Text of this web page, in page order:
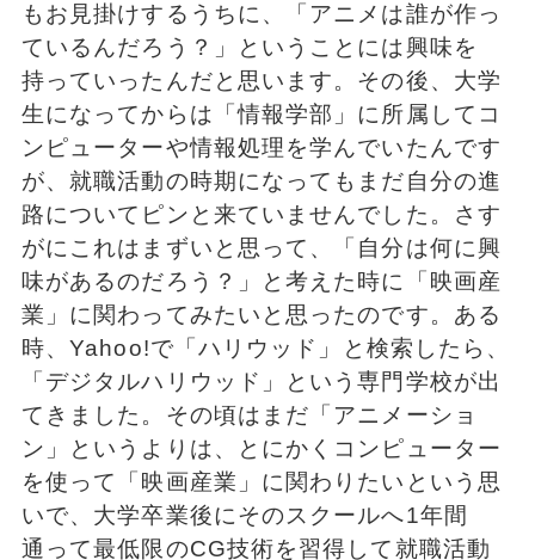
もお見掛けするうちに、「アニメは誰が作っ
ているんだろう？」ということには興味を
持っていったんだと思います。その後、大学
生になってからは「情報学部」に所属してコ
ンピューターや情報処理を学んでいたんです
が、就職活動の時期になってもまだ自分の進
路についてピンと来ていませんでした。さす
がにこれはまずいと思って、「自分は何に興
味があるのだろう？」と考えた時に「映画産
業」に関わってみたいと思ったのです。ある
時、Yahoo!で「ハリウッド」と検索したら、
「デジタルハリウッド」という専門学校が出
てきました。その頃はまだ「アニメーショ
ン」というよりは、とにかくコンピューター
を使って「映画産業」に関わりたいという思
いで、大学卒業後にそのスクールへ1年間
通って最低限のCG技術を習得して就職活動